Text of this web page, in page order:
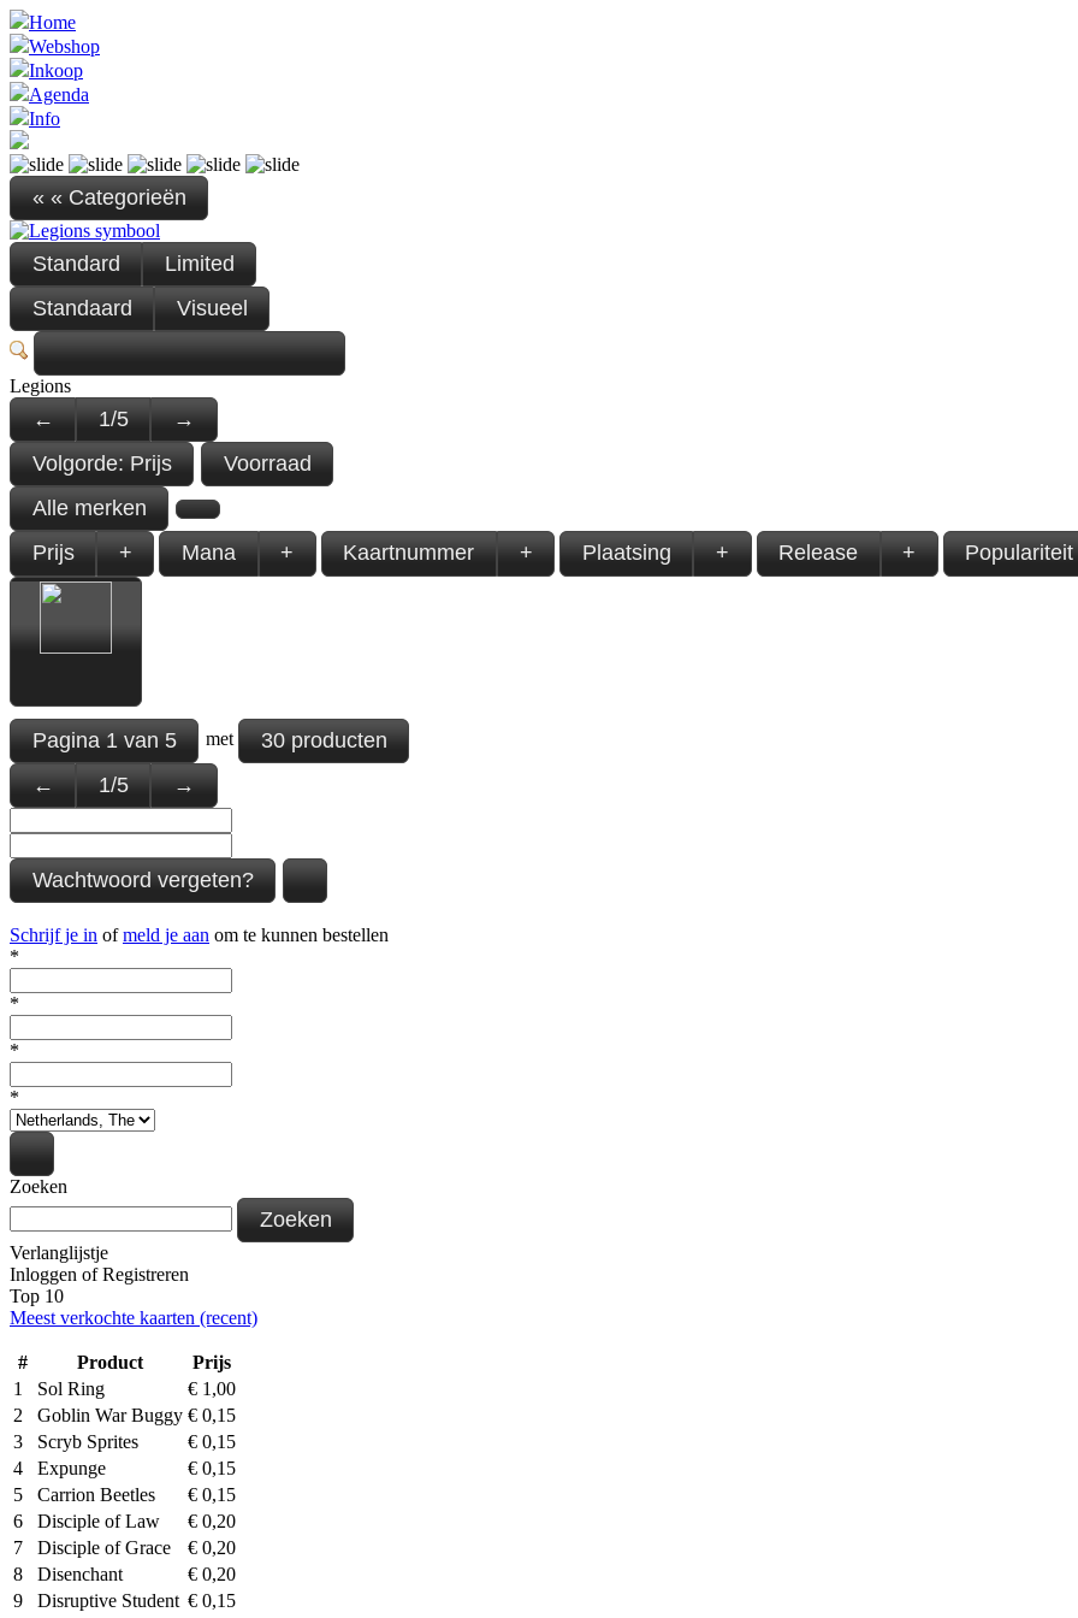
Home
Webshop
Inkoop
Agenda
Info
« « Categorieën
Standard
Limited
Standaard
Visueel
Legions
← 1/5
→
Volgorde: Prijs
Voorraad
Alle merken
Prijs
+ Mana + Kaartnummer + Plaatsing + Release + Populariteit
Pagina1van5 met
30 producten
←
1/5 →
Wachtwoord vergeten?
Schrijf je in ofmeld je aan om te kunnen bestellen
*
*
*
*
Zoeken
Zoeken
Verlanglijstje
Inloggen ofRegistreren
Top 10
Meest verkochte kaarten (recent)
# Product
Prijs
1
Sol Ring € 1,00
2
Goblin War Buggy € 0,15
3
Scryb Sprites € 0,15
4
Expunge € 0,15
5
Carrion Beetles € 0,15
6
Disciple of Law € 0,20
7
Disciple of Grace € 0,20
8
Disenchant € 0,20
9
Disruptive Student € 0,15